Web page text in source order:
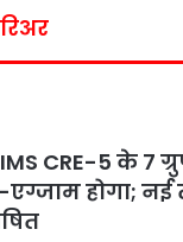
CRE-5 के 7
एग्जाम होगा; नई